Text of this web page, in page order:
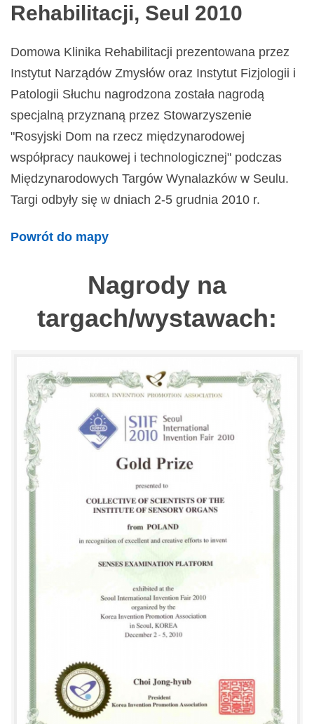
Rehabilitacji, Seul 2010
Domowa Klinika Rehabilitacji prezentowana przez
Instytut Narządów Zmysłów oraz Instytut Fizjologii i
Patologii Słuchu nagrodzona została nagrodą
specjalną przyznaną przez Stowarzyszenie
"Rosyjski Dom na rzecz międzynarodowej
współpracy naukowej i technologicznej" podczas
Międzynarodowych Targów Wynalazków w Seulu.
Targi odbyły się w dniach 2-5 grudnia 2010 r.
Powrót do mapy
Nagrody na
targach/wystawach: